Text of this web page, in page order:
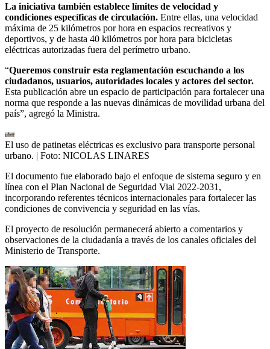
La iniciativa también establece límites de velocidad y
condiciones específicas de circulación. Entre ellas, una velocidad
máxima de 25 kilómetros por hora en espacios recreativos y
deportivos, y de hasta 40 kilómetros por hora para bicicletas
eléctricas autorizadas fuera del perímetro urbano.
“Queremos construir esta reglamentación escuchando a los
ciudadanos, usuarios, autoridades locales y actores del sector.
Esta publicación abre un espacio de participación para fortalecer una
norma que responde a las nuevas dinámicas de movilidad urbana del
país”, agregó la Ministra.
El uso de patinetas eléctricas es exclusivo para transporte personal
urbano. | Foto: NICOLAS LINARES
El documento fue elaborado bajo el enfoque de sistema seguro y en
línea con el Plan Nacional de Seguridad Vial 2022-2031,
incorporando referentes técnicos internacionales para fortalecer las
condiciones de convivencia y seguridad en las vías.
El proyecto de resolución permanecerá abierto a comentarios y
observaciones de la ciudadanía a través de los canales oficiales del
Ministerio de Transporte.